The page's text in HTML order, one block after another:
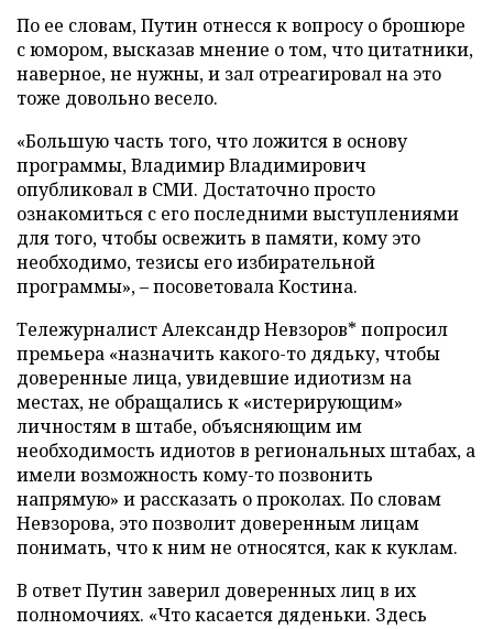
По ее словам, Путин отнесся к вопросу о брошюре
с юмором, высказав мнение о том, что цитатники,
наверное, не нужны, и зал отреагировал на это
тоже довольно весело.
«Большую часть того, что ложится в основу
программы, Владимир Владимирович
опубликовал в СМИ. Достаточно просто
ознакомиться с его последними выступлениями
для того, чтобы освежить в памяти, кому это
необходимо, тезисы его избирательной
программы», – посоветовала Костина.
Тележурналист Александр Невзоров* попросил
премьера «назначить какого-то дядьку, чтобы
доверенные лица, увидевшие идиотизм на
местах, не обращались к «истерирующим»
личностям в штабе, объясняющим им
необходимость идиотов в региональных штабах, а
имели возможность кому-то позвонить
напрямую» и рассказать о проколах. По словам
Невзорова, это позволит доверенным лицам
понимать, что к ним не относятся, как к куклам.
В ответ Путин заверил доверенных лиц в их
полномочиях. «Что касается дяденьки. Здесь